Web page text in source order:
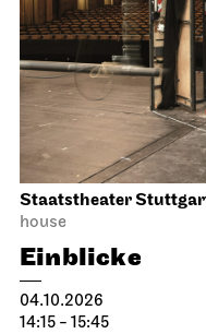
Staatstheater
house
Einblicke
04.10.2026
14:15 - 15:45